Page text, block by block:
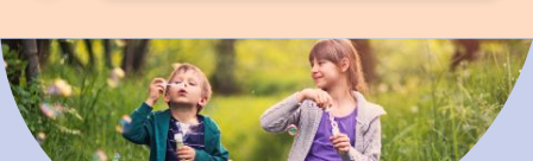
Suchen